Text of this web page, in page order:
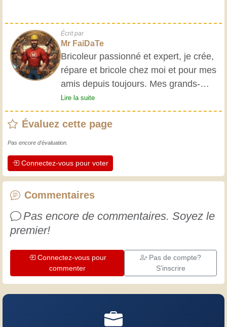
Écrit par
Mr FaiDaTe
Bricoleur passionné et expert, je crée,
répare et bricole chez moi et pour mes
amis depuis toujours. Mes grands-
parents m'ont initié très jeune, et
depuis, j'ai acquis une riche expérience.
L'expérience est essentielle ! Elle nous
professionnels. Apprenons ensemble ;
chaque jour est une occasion de
progresser. Amusez-vous bien !
Lire la suite
Évaluez cette page
Pas encore d'évaluation.
Connectez-vous pour voter
Commentaires
Pas encore de commentaires. Soyez le
premier!
Connectez-vous pour
commenter
Pas de compte?
S'inscrire